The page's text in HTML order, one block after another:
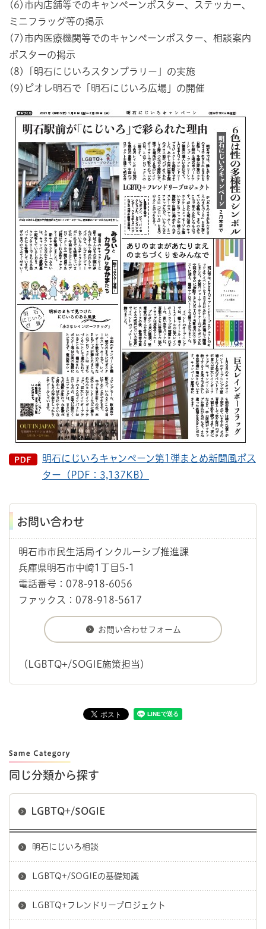
(6)市内店舗等でのキャンペーンポスター、ステッカー、
ミニフラッグ等の掲示
(7)市内医療機関等でのキャンペーンポスター、相談案内
ポスターの掲示
(8)「明石にじいろスタンプラリー」の実施
(9)ピオレ明石で「明石にじいろ広場」の開催
明石にじいろキャンペーン第1弾まとめ新聞風ポス
ター（PDF：3,137KB）
お問い合わせ
明石市市民生活局インクルーシブ推進課
兵庫県明石市中崎1丁目5-1
電話番号：078-918-6056
ファックス：078-918-5617
（LGBTQ+/SOGIE施策担当）
同じ分類から探す
LGBTQ+/SOGIE
明石にじいろ相談
LGBTQ+/SOGIEの基礎知識
LGBTQ+フレンドリープロジェクト